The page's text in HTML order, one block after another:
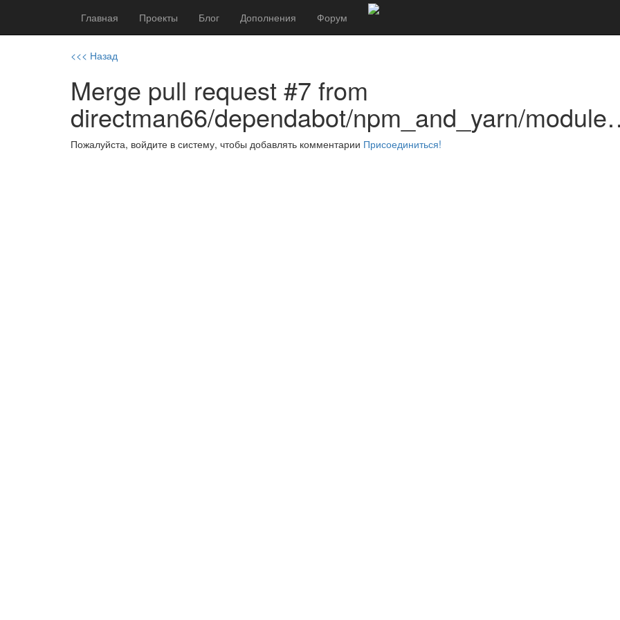
Главная Проекты Блог Дополнения Форум
<<< Назад
Merge pull request #7 from
directman66/dependabot/npm_and_yarn/
Пожалуйста, войдите в систему, чтобы добавлять комментарии Присоединиться!